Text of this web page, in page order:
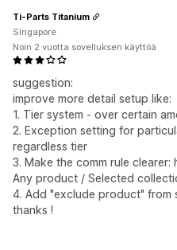
suggestion:
improve more detail setup like:
1. Tier system - over certain
2. Exception setting for
regardless tier
3. Make the comm rule
Any product / Selected
4. Add "exclude product" from
thanks !
Ti-Parts Titanium
Singapore
Noin 2 vuotta sovelluksen käyttöä